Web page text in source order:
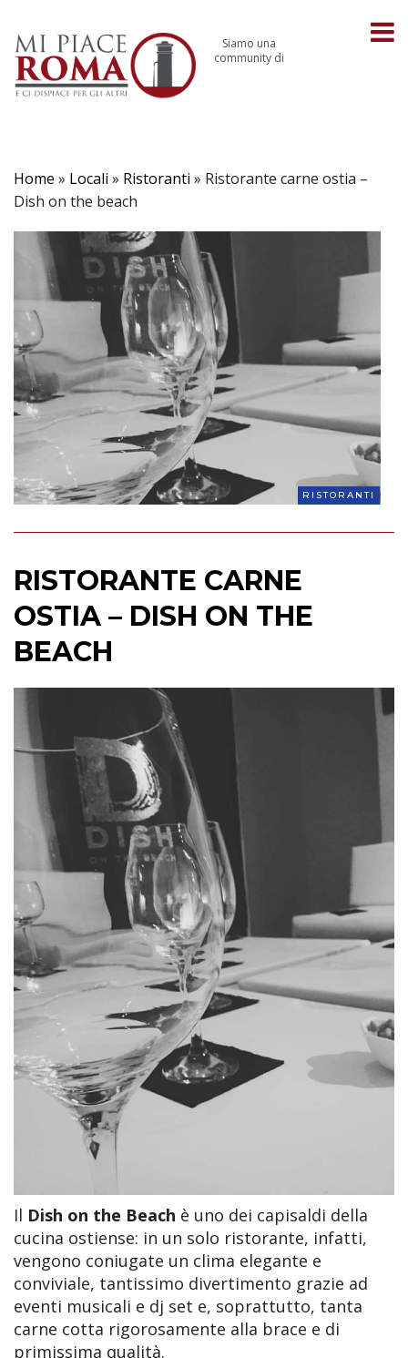
Siamo una
community di
Home » Locali » Ristoranti » Ristorante carne ostia –
Dish on the beach
RISTORANTI
RISTORANTE CARNE
OSTIA – DISH ON THE
BEACH
Il Dish on the Beach è uno dei capisaldi della
cucina ostiense: in un solo ristorante, infatti,
vengono coniugate un clima elegante e
conviviale, tantissimo divertimento grazie ad
eventi musicali e dj set e, soprattutto, tanta
carne cotta rigorosamente alla brace e di
primissima qualità.